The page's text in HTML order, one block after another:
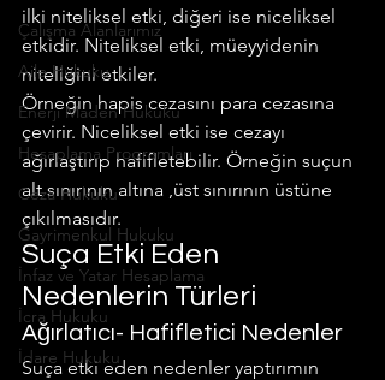
Çalışma Alanlarımız
Aile Hukuku
Enerji Maden Hukuku
Hesaplama Programları
Ceza Hukuku
Gayrimenkul Hukuku
İnfaz ve Yatar Hesaplama
İcra Hukuku
İdare Hukuku
ilki niteliksel etki, diğeri ise niceliksel
etkidir. Niteliksel etki, müeyyidenin
niteliğini etkiler.
Örneğin hapis cezasını para cezasına
çevirir. Niceliksel etki ise cezayı
ağırlaştırıp hafifletebilir. Örneğin suçun
alt sınırının altına ,üst sınırının üstüne
çıkılmasıdır.
Suça Etki Eden
Nedenlerin Türleri
Ağırlatıcı- Hafifletici Nedenler
Suça etki eden nedenler yaptırımın